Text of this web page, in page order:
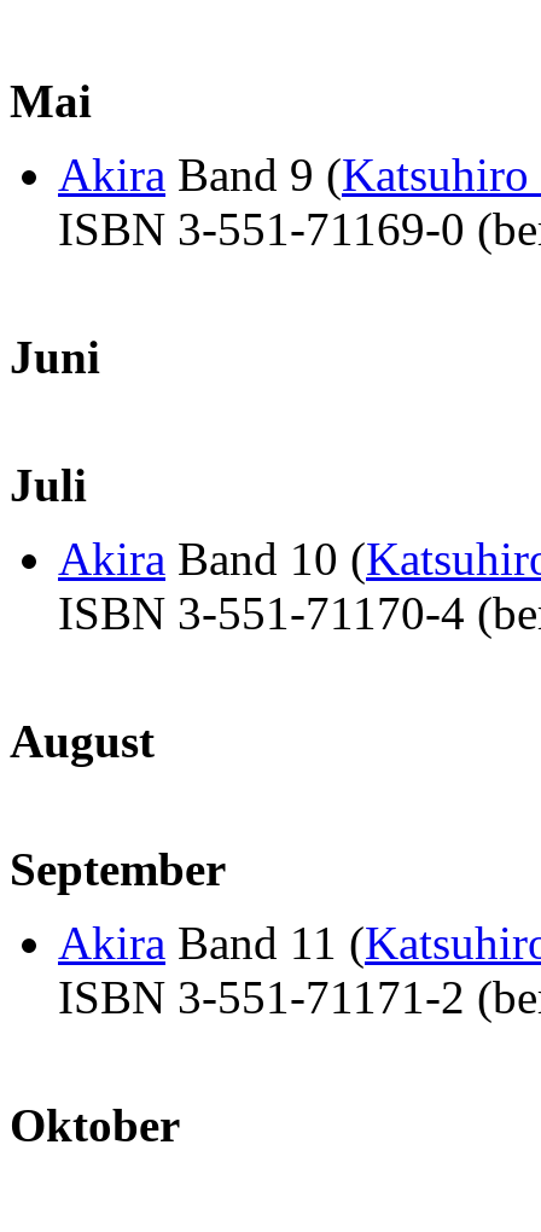
Mai
Akira Band 9 (
ISBN 3-551-71169-0
Juni
Juli
Akira Band 10 (
ISBN 3-551-71170-4
August
September
Akira Band 11 (
ISBN 3-551-71171-2
Oktober